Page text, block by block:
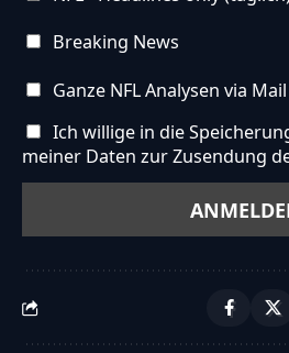
Breaking News
Ganze NFL Analysen via Mail
Ich willige in die
meiner Daten zur Zusendung